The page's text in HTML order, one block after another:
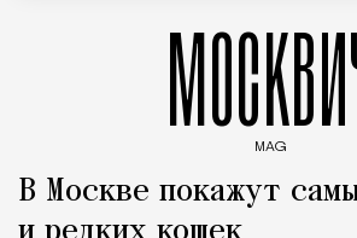
MAG
В Москве покажут